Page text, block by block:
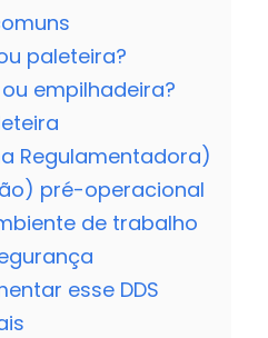
paleteira?
empilhadeira?
Regulamentadora)
pré-operacional
de trabalho
esse DDS